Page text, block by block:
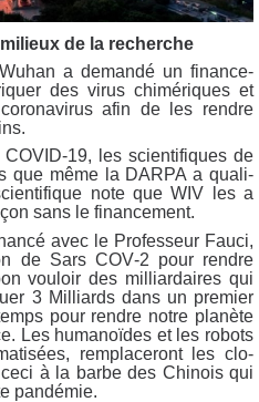
de la recherche
a deman­dé un finan­ce­
des virus chi­mé­riques et
afin de les rendre
19, les scien­ti­fiques de
que même la DARPA a qua­li­
note que WIV les a
sans le financement.
avec le Pro­fes­seur Fau­ci,
de Sars COV‑2 pour rendre
vou­loir des mil­liar­daires qui
3 Mil­liards dans un pre­mier
pour rendre notre pla­nète
Les huma­noïdes et les robots
rem­pla­ce­ront les clo­
à la barbe des Chi­nois qui
pandémie.